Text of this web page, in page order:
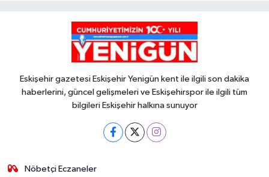
Eskişehir gazetesi Eskişehir Yenigün kent ile ilgili son dakika
haberlerini, güncel gelişmeleri ve Eskişehirspor ile ilgili tüm
bilgileri Eskişehir halkına sunuyor
Nöbetçi Eczaneler